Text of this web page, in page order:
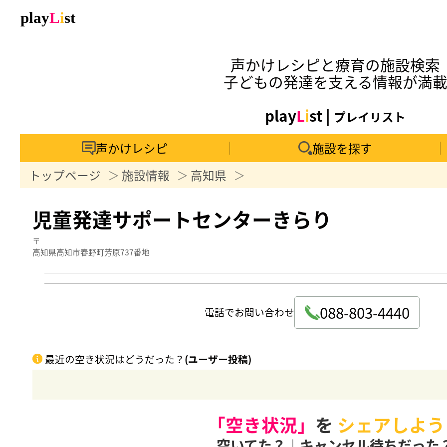
声かけレシピと療育の施設検索
子どもの発達を支える情報が満載
playList | プレイリスト
声かけレシピ
施設を探す
トップページ
施設情報 高知県
児童発達サポートセンターきらり
〒
高知県高知市春野町芳原737番地
電話でお問い合わせ 088-803-4440
最近の空き状況はどうだった？ (ユーザー投稿)
「空き状況」 を シェアしよ